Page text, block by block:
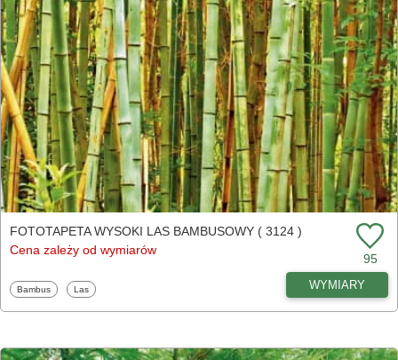
FOTOTAPETA WYSOKI LAS BAMBUSOWY ( 3124 )
Cena zależy od wymiarów
95
Fototapety
Bambus Fototapety
Las WYMIARY